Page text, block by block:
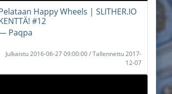
Happy Wheels | SLITHER.IO
#12
Paqpa
Julkaistu 2016-06-27 09:00:00 / Tallennettu 2017-
12-07